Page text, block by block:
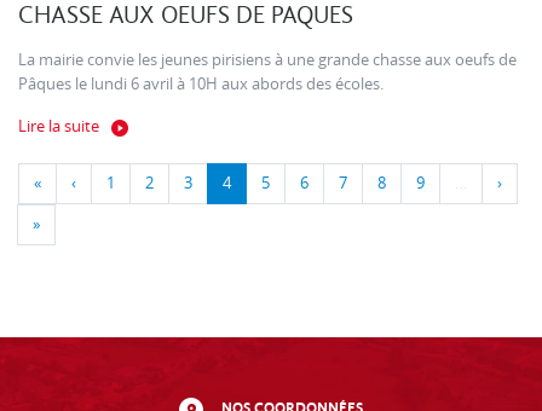
CHASSE AUX OEUFS DE PAQUES
La mairie convie les jeunes pirisiens à une grande chasse aux oeufs de
Pâques le lundi 6 avril à 10H aux abords des écoles.
Lire la suite
« ‹ 1 2 3 4 5 6 7 8 9 … ›
»